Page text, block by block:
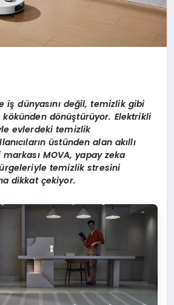
işdünyasını değil, temizlik gibi
kökünden dönüştürüyor. Elektrikli
evlerdeki temizlik
ıcılarınüstünden alan akıllı
ı MOVA, yapay zeka
rgeleriyle temizlik stresini
dikkatçekiyor.